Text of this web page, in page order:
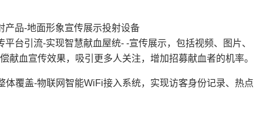
产品-地面形象宣传展示投射设备
平台引流-实现智慧献血屋统- -宣传展示，包括视频、图片、
献血宣传效果，吸引更多人关注，增加招募献血者的机率。
体覆盖-物联网智能WiFi接入系统，实现访客身份记录、热点